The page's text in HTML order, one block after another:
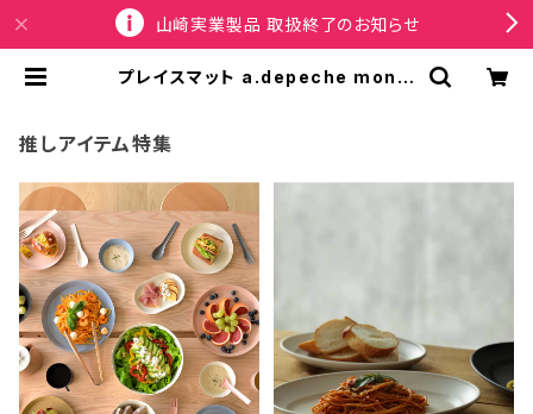
山崎実業製品 取扱終了のお知らせ
プレイスマット a.depeche mon c
推しアイテム特集